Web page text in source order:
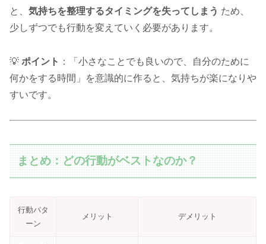
と、 気持ちを整理するタイミングを失ってしまう ため、
少しずつでも行動を変えていく必要があります。
💡 ポイント ：「小さなことでも良いので、自分のために
何かをする時間」を意識的に作ると、気持ちが楽になりや
すいです。
まとめ：どの行動がベストなのか？
行動パタ
ーン
メリット デメリット